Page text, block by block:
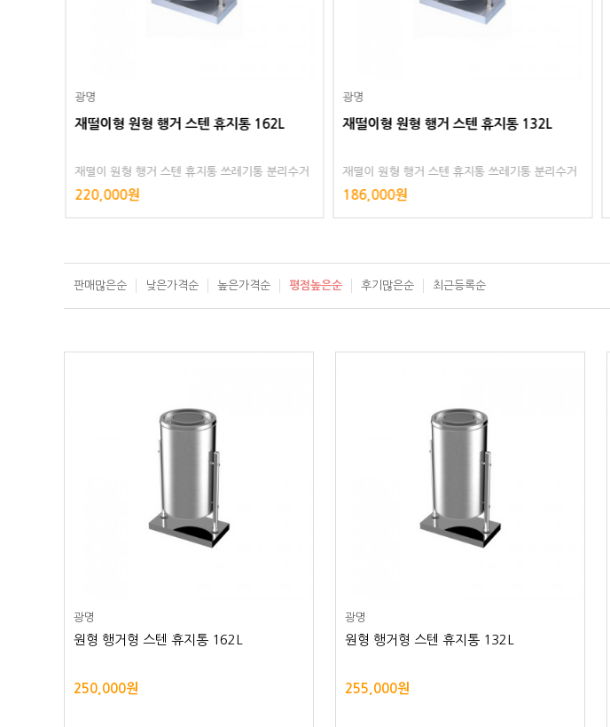
광명
재떨이형 원형 행거 스텐 휴지통 162L
재떨이 원형 행거 스텐 휴지통 쓰레기통 분리수거
대용량 야외 실외 대형 공공장소 주차장 공원 스텐
레스 스테인리스 스테인레스 스텐리스
220,000원
광명
재떨이형 원형 행거 스텐 휴지통 132L
재떨이 원형 행거 스텐 휴지통 쓰레기통 분리수거
대용량 야외 실외 대형 공공장소 주차장 공원 스텐
레스 스테인리스 스테인레스 스텐리스
186,000원
판매많은순 낮은가격순 높은가격순 평점높은순 후기많은순 최근등록순
광명
원형 행거형 스텐 휴지통 162L
250,000원
광명
원형 행거형 스텐 휴지통 132L
255,000원